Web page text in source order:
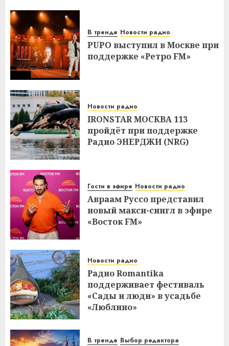
В тренде Новости радио
PUPO выступил в Москве при
поддержке «Ретро FM»
Новости радио
IRONSTAR МОСКВА 113
пройдёт при поддержке
Радио ЭНЕРДЖИ (NRG)
Гости в эфире Новости радио
Авраам Руссо представил
новый макси-сингл в эфире
«Восток FM»
Новости радио
Радио Romantika
поддерживает фестиваль
«Сады и люди» в усадьбе
«Люблино»
В тренде Выбор редактора